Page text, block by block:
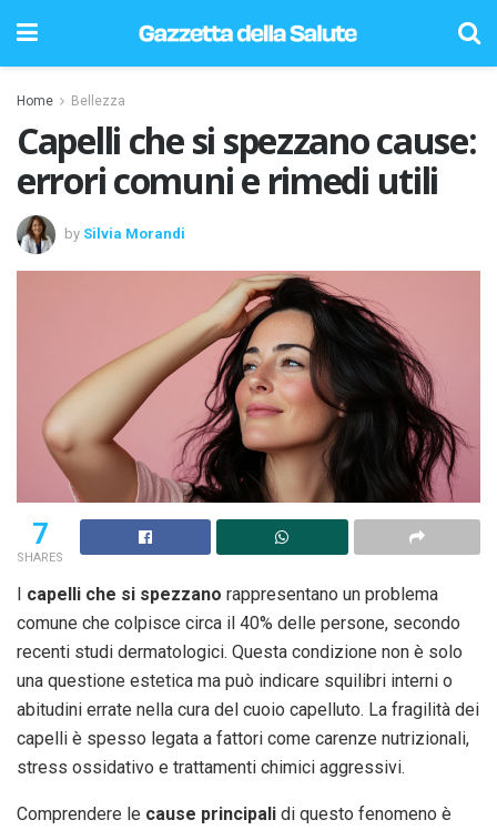
Home Bellezza
Capelli che si spezzano cause:
errori comuni e rimedi utili
by Silvia Morandi
7
SHARES
I capelli che si spezzano rappresentano un problema
comune che colpisce circa il 40% delle persone, secondo
recenti studi dermatologici. Questa condizione non è solo
una questione estetica ma può indicare squilibri interni o
abitudini errate nella cura del cuoio capelluto. La fragilità dei
capelli è spesso legata a fattori come carenze nutrizionali,
stress ossidativo e trattamenti chimici aggressivi.
Comprendere le cause principali di questo fenomeno è